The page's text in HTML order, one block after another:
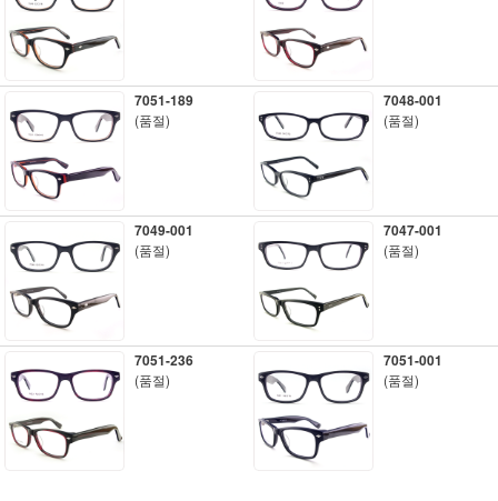
7051-189
(품절)
7048-001
(품절)
7049-001
(품절)
7047-001
(품절)
7051-236
(품절)
7051-001
(품절)